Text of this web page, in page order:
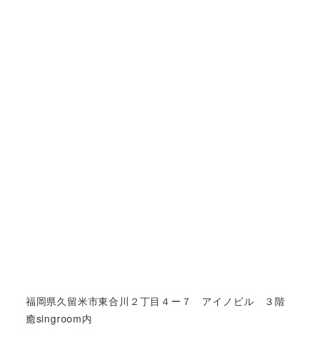
福岡県久留米市東合川２丁目４ー７ アイノビル ３階
癒singroom内